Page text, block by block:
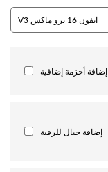
إضافة أحزمة إضافية
إضافة حبال للرقبة